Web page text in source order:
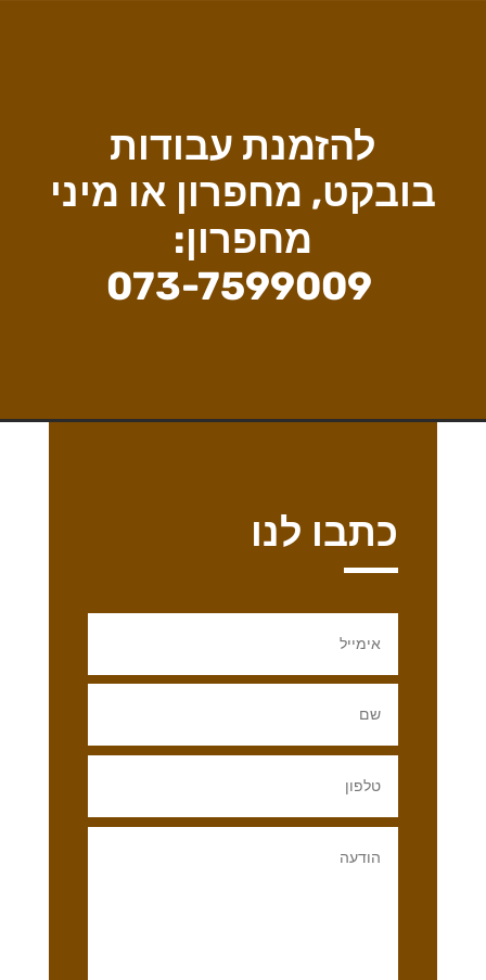
להזמנת עבודות
בובקט, מחפרון או מיני
מחפרון:
073-7599009
כתבו לנו